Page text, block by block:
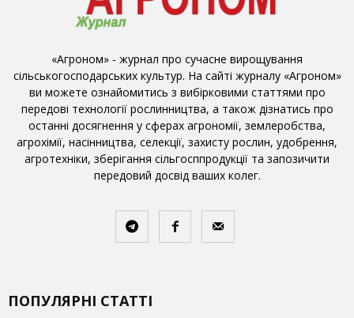
«Агроном» - журнал про сучасне вирощування
сільськогосподарських культур. На сайті журналу «Агроном»
ви можете ознайомитись з вибірковими статтями про
передові технології рослинництва, а також дізнатись про
останні досягнення у сферах агрономії, землеробства,
агрохімії, насінництва, селекції, захисту рослин, удобрення,
агротехніки, зберігання сільгосппродукції та запозичити
передовий досвід ваших колег.
ПОПУЛЯРНІ СТАТТІ